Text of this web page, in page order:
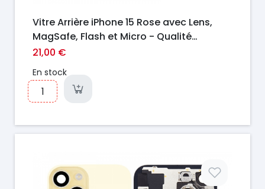
Vitre Arrière iPhone 15 Rose avec Lens,
MagSafe, Flash et Micro - Qualité
Premium
21,00 €
En stock